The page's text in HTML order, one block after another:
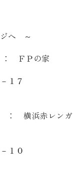
へ ～
家
１７
レンガ
１０